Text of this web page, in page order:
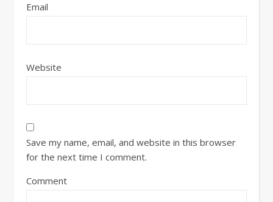
Email
Website
Save my name, email, and website in this browser
for the next time I comment.
Comment